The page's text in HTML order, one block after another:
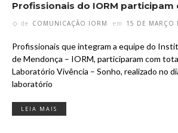
Profissionais do IORM participam
de COMUNICAÇÃO IORM em 15 DE MARÇO
Profissionais que integram a equipe do
de Mendonça – IORM, participaram com
Laboratório Vivência – Sonho, realizado no
laboratório
LEIA MAIS